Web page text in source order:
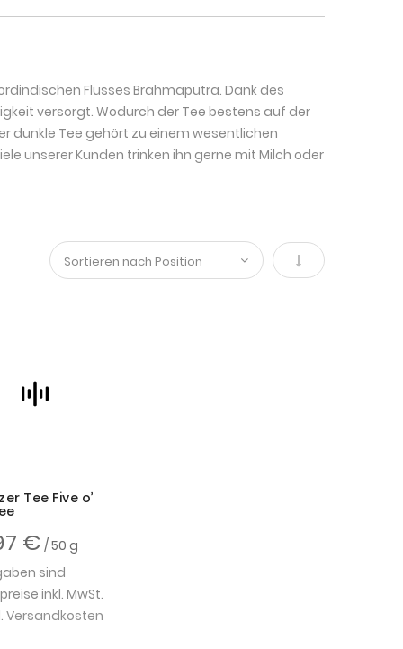
Flusses Brahmaputra. Dank des
versorgt. Wodurch der Tee bestens auf der
dunkle Tee gehört zu einem wesentlichen
unserer Kunden trinken ihn gerne mit Milch oder
In absteigender
Tee Five o’
€ / 50 g
sind
inkl. MwSt.
Versandkosten